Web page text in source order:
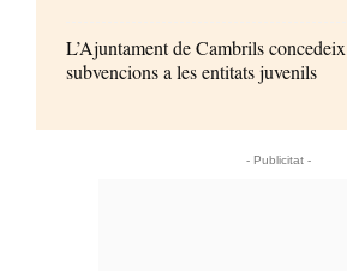
L’Ajuntament de Cambrils
subvencions a les entitats juvenils
- Publicitat -